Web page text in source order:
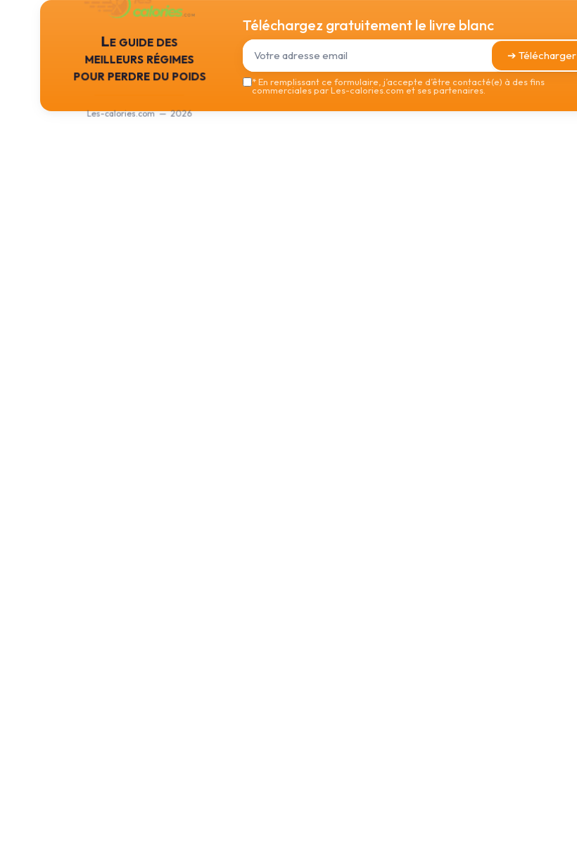
Le guide des
meilleurs régimes
pour perdre du poids
Les-calories.com — 2026
Téléchargez gratuitement le livre blanc
➔ Télécharger
*En remplissant ce formulaire, j’accepte d’être contacté(e) à des fins
commerciales par Les-calories.com et ses partenaires.